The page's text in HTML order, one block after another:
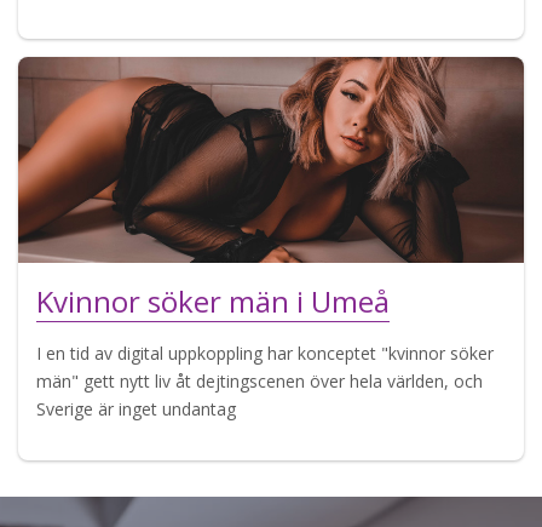
Kvinnor söker män i Umeå
I en tid av digital uppkoppling har konceptet "kvinnor söker
män" gett nytt liv åt dejtingscenen över hela världen, och
Sverige är inget undantag